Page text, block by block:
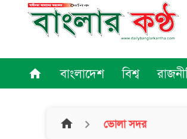
home বাংলাদেশ বিশ্ব
home ভোলা সদর